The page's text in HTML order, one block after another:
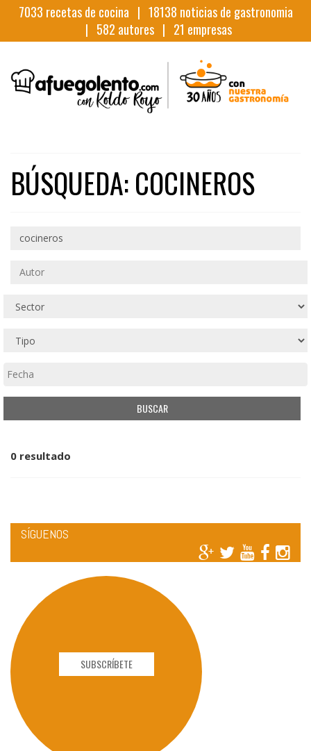
7033 recetas de cocina | 18138 noticias de gastronomia
| 582 autores | 21 empresas
BÚSQUEDA: COCINEROS
0 resultado
SÍGUENOS
SUBSCRÍBETE